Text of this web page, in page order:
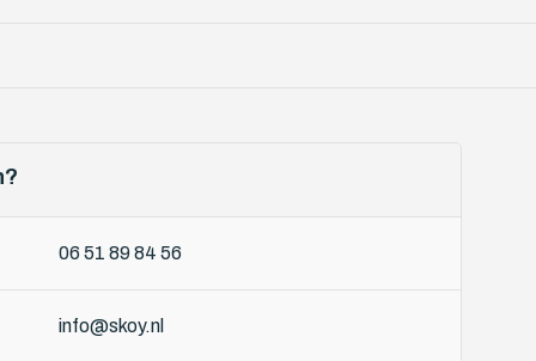
06 51 89 84 56
info@skoy.nl